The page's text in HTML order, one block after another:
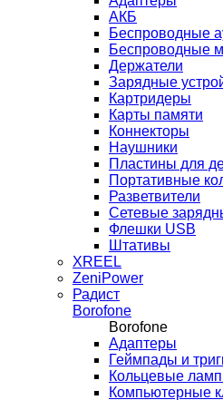
АКБ
Беспроводные
Беспроводные
Держатели
Зарядные
Картридеры
Карты памяти
Коннекторы
Наушники
Пластины для
Портативные
Разветвители
Сетевые
Флешки USB
Штативы
XREEL
ZeniPower
Радист
Borofone
Borofone
Адаптеры
Геймпады и
Кольцевые
Компьютерные